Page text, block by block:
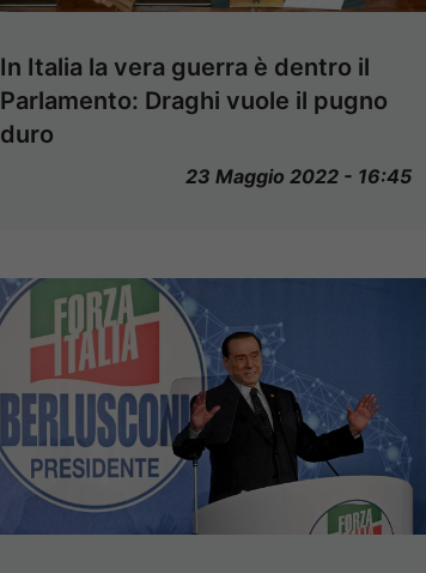
In Italia la vera guerra è dentro il
Parlamento: Draghi vuole il pugno
duro
23 Maggio 2022 - 16:45